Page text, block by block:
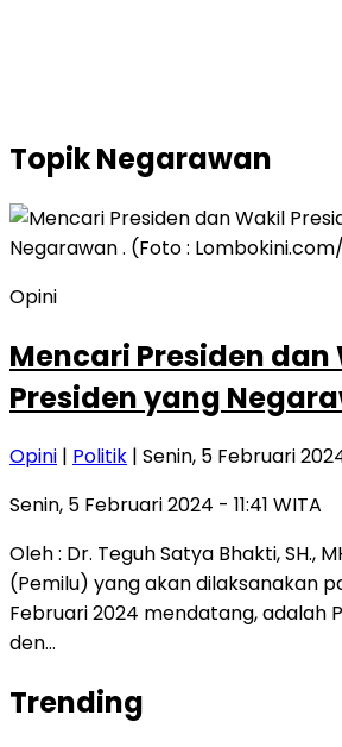
TopikNegarawan
Opini
Mencari Presiden dan
Presiden yang
Opini | Politik | Senin, 5 Februari
Senin, 5 Februari 2024 - 11:41 WITA
Oleh : Dr. Teguh Satya Bhakti, SH.,
(Pemilu) yang akan dilaksanakan
Februari 2024 mendatang, adalah
den…
Trending